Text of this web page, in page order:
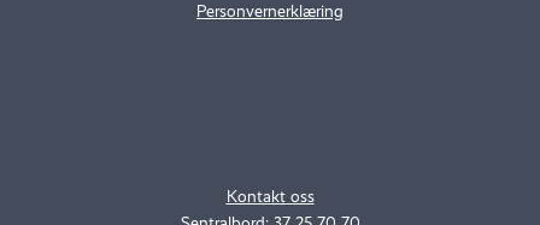
Kontakt oss
Personvernerklæring